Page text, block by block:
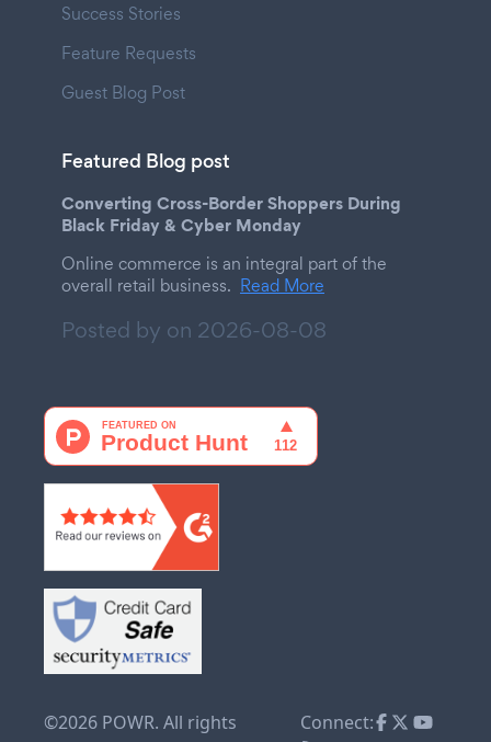
Success Stories
Feature Requests
Guest Blog Post
Featured Blog post
Converting Cross-Border Shoppers During
Black Friday & Cyber Monday
Online commerce is an integral part of the
overall retail business. Read More
Posted by on 2026-08-08
©2026 POWR. All rights
Connect: